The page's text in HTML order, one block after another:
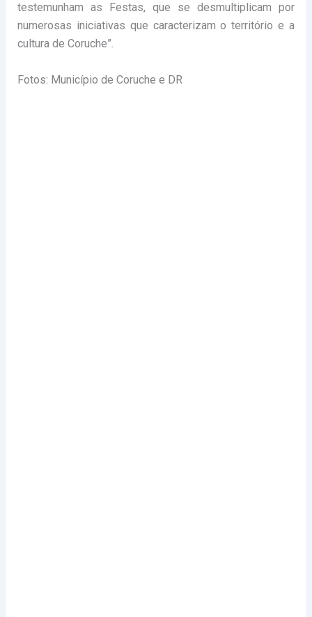
testemunham as Festas, que se desmultiplicam por
numerosas iniciativas que caracterizam o território e a
cultura de Coruche”.
Fotos: Município de Coruche e DR